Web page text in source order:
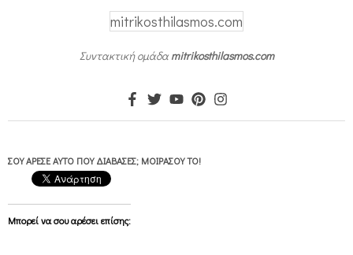
mitrikosthilasmos.com
Συντακτική ομάδαmitrikosthilasmos.com
ΣΟΥ ΆΡΕΣΕ ΑΥΤΌ ΠΟΥ ΔΙΆΒΑΣΕΣ; ΜΟΙΡΆΣΟΥ ΤΟ!
Μπορεί να σου αρέσει επίσης: